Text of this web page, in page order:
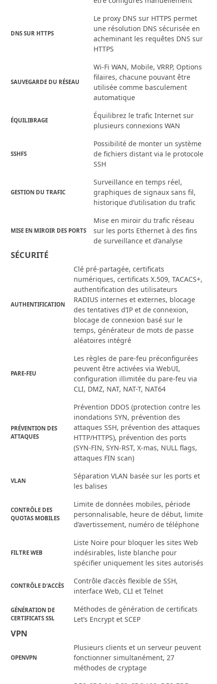
DNS SUR HTTPS
Le proxy DNS sur HTTPS permet
une résolution DNS sécurisée en
acheminant les requêtes DNS sur
HTTPS
SAUVEGARDE DU RÉSEAU
Wi-Fi WAN, Mobile, VRRP, Options
filaires, chacune pouvant être
utilisée comme basculement
automatique
ÉQUILIBRAGE
Équilibrez le trafic Internet sur
plusieurs connexions WAN
SSHFS
Possibilité de monter un système
de fichiers distant via le protocole
SSH
GESTION DU TRAFIC
Surveillance en temps réel,
graphiques de signaux sans fil,
historique d’utilisation du trafic
MISE EN MIROIR DES PORTS
Mise en miroir du trafic réseau
sur les ports Ethernet à des fins
de surveillance et d’analyse
SÉCURITÉ
AUTHENTIFICATION
Clé pré-partagée, certificats
numériques, certificats X.509, TACACS+,
authentification des utilisateurs
RADIUS internes et externes, blocage
des tentatives d’IP et de connexion,
blocage de connexion basé sur le
temps, générateur de mots de passe
aléatoires intégré
PARE-FEU
Les règles de pare-feu préconfigurées
peuvent être activées via WebUI,
configuration illimitée du pare-feu via
CLI, DMZ, NAT, NAT-T, NAT64
PRÉVENTION DES
ATTAQUES
Prévention DDOS (protection contre les
inondations SYN, prévention des
attaques SSH, prévention des attaques
HTTP/HTTPS), prévention des ports
(SYN-FIN, SYN-RST, X-mas, NULL flags,
attaques FIN scan)
VLAN
Séparation VLAN basée sur les ports et
les balises
CONTRÔLE DES
QUOTAS MOBILES
Limite de données mobiles, période
personnalisable, heure de début, limite
d’avertissement, numéro de téléphone
FILTRE WEB
Liste Noire pour bloquer les sites Web
indésirables, liste blanche pour
spécifier uniquement les sites autorisés
CONTRÔLE D’ACCÈS
Contrôle d’accès flexible de SSH,
interface Web, CLI et Telnet
GÉNÉRATION DE
CERTIFICATS SSL
Méthodes de génération de certificats
Let’s Encrypt et SCEP
VPN
OPENVPN
Plusieurs clients et un serveur peuvent
fonctionner simultanément, 27
méthodes de cryptage